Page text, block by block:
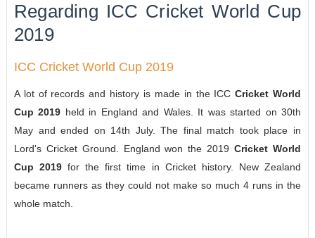
Regarding ICC Cricket World Cup
2019
ICC Cricket World Cup 2019
A lot of records and history is made in the ICCCricket World
Cup 2019 held in England and Wales. It was started on 30th
May and ended on 14th July. The final match took place in
Lord's Cricket Ground. England won the 2019Cricket World
Cup 2019 for the first time in Cricket history. New Zealand
became runners as they could not make so much 4 runs in the
whole match.